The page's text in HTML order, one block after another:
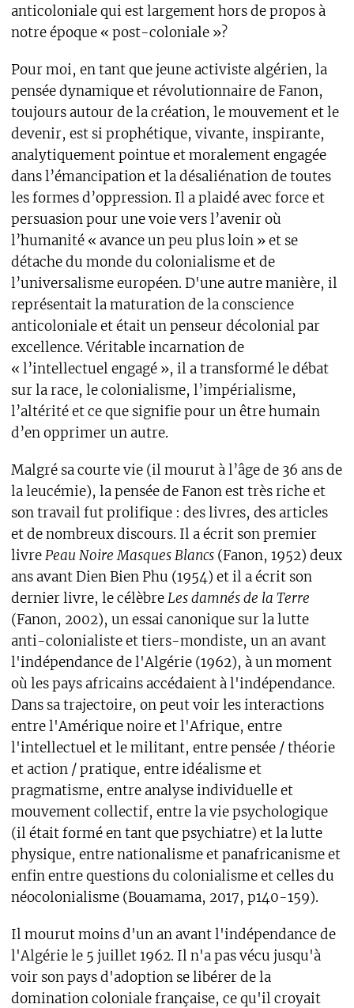
anticoloniale qui est largement hors de propos à
notre époque « post-coloniale »?
Pour moi, en tant que jeune activiste algérien, la
pensée dynamique et révolutionnaire de Fanon,
toujours autour de la création, le mouvement et le
devenir, est si prophétique, vivante, inspirante,
analytiquement pointue et moralement engagée
dans l’émancipation et la désaliénation de toutes
les formes d’oppression. Il a plaidé avec force et
persuasion pour une voie vers l’avenir où
l’humanité « avance un peu plus loin » et se
détache du monde du colonialisme et de
l’universalisme européen. D'une autre manière, il
représentait la maturation de la conscience
anticoloniale et était un penseur décolonial par
excellence. Véritable incarnation de
« l’intellectuel engagé », il a transformé le débat
sur la race, le colonialisme, l’impérialisme,
l’altérité et ce que signifie pour un être humain
d’en opprimer un autre.
Malgré sa courte vie (il mourut à l’âge de 36 ans de
la leucémie), la pensée de Fanon est très riche et
son travail fut prolifique : des livres, des articles
et de nombreux discours. Il a écrit son premier
livrePeau Noire Masques Blancs(Fanon, 1952) deux
ans avant Dien Bien Phu (1954) et il a écrit son
dernier livre, le célèbreLes damnés de la Terre
(Fanon, 2002), un essai canonique sur la lutte
anti-colonialiste et tiers-mondiste, un an avant
l'indépendance de l'Algérie (1962), à un moment
où les pays africains accédaient à l'indépendance.
Dans sa trajectoire, on peut voir les interactions
entre l'Amérique noire et l'Afrique, entre
l'intellectuel et le militant, entre pensée / théorie
et action / pratique, entre idéalisme et
pragmatisme, entre analyse individuelle et
mouvement collectif, entre la vie psychologique
(il était formé en tant que psychiatre) et la lutte
physique, entre nationalisme et panafricanisme et
enfin entre questions du colonialisme et celles du
néocolonialisme (Bouamama, 2017, p140-159).
Il mourut moins d'un an avant l'indépendance de
l'Algérie le 5 juillet 1962. Il n'a pas vécu jusqu'à
voir son pays d'adoption se libérer de la
domination coloniale française, ce qu'il croyait